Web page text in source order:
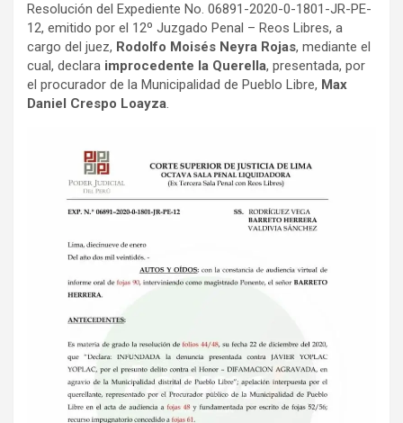
Resolución del Expediente No. 06891-2020-0-1801-JR-PE-
12, emitido por el 12º Juzgado Penal – Reos Libres, a
cargo del juez, Rodolfo Moisés Neyra Rojas, mediante el
cual, declara improcedente la Querella, presentada, por
el procurador de la Municipalidad de Pueblo Libre, Max
Daniel Crespo Loayza.